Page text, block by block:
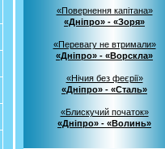
«Повернення капітана»
«Дніпро» - «Зоря»
«Перевагу не втримали»
«Дніпро» - «Ворскла»
«Нічия без феєрії»
«Дніпро» - «Сталь»
«Блискучий початок»
«Дніпро» - «Волинь»